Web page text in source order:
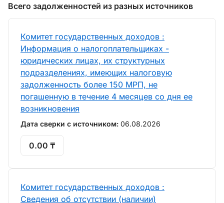
Всего задолженностей из разных источников
Комитет государственных доходов :
Информация о налогоплательщиках -
юридических лицах, их структурных
подразделениях, имеющих налоговую
задолженность более 150 МРП, не
погашенную в течение 4 месяцев со дня ее
возникновения
Дата сверки с источником: 06.08.2026
0.00 ₸
Комитет государственных доходов :
Сведения об отсутствии (наличии)